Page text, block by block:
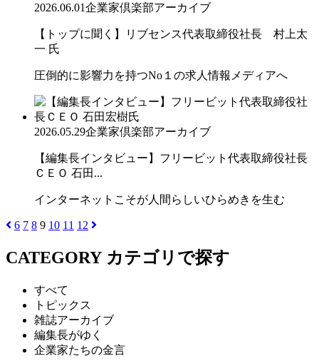
2026.06.01企業家倶楽部アーカイブ
【トップに聞く】リブセンス代表取締役社長 村上太
一 氏
圧倒的に影響力を持つNo１の求人情報メディアへ
2026.05.29企業家倶楽部アーカイブ
【編集長インタビュー】フリービット代表取締役社長
ＣＥＯ 石田...
インターネットこそが人間らしいひらめきを生む
6 7 8 9 10 11 12
CATEGORY カテゴリで探す
すべて
トピックス
雑誌アーカイブ
編集長がゆく
企業家たちの金言